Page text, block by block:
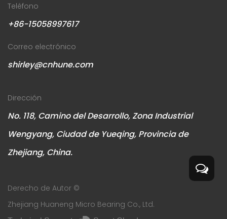
Teléfono
+86-15058997617
Correo electrónico
shirley@cnhune.com
Dirección
No. 118, Camino del Desarrollo, Zona Industrial
Wengyang, Ciudad de Yueqing, Provincia de
Zhejiang, China.
Derecho de Autor ©
Zhejiang Huaneng Micro Bearing Co., Ltd.